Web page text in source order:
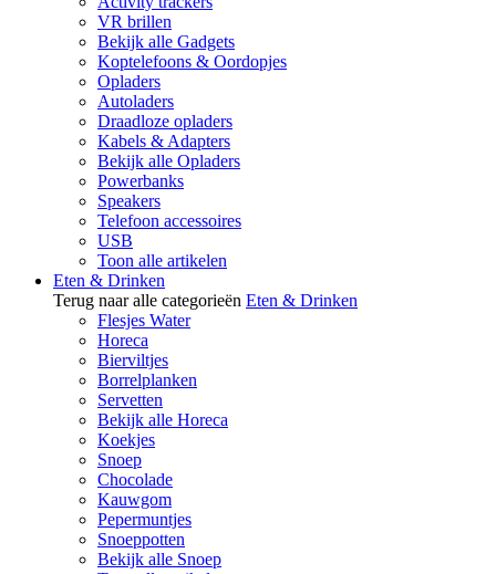
VR brillen
Bekijk alle Gadgets
Koptelefoons & Oordopjes
Opladers
Autoladers
Draadloze opladers
Kabels & Adapters
Bekijk alle Opladers
Powerbanks
Speakers
Telefoon accessoires
USB
Toon alle artikelen
Eten & Drinken
Terug naar alle categorieën Eten & Drinken
Flesjes Water
Horeca
Bierviltjes
Borrelplanken
Servetten
Bekijk alle Horeca
Koekjes
Snoep
Chocolade
Kauwgom
Pepermuntjes
Snoeppotten
Bekijk alle Snoep